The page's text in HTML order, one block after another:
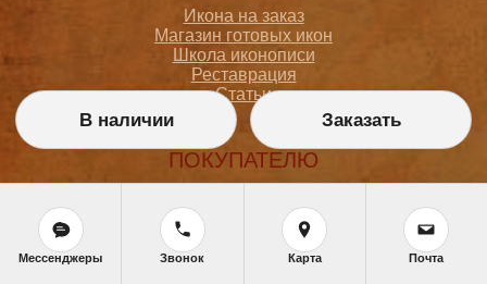
Икона на заказ
Магазин готовых икон
Школа иконописи
Реставрация
Статьи
ПОКУПАТЕЛЮ
Как сделать заказ
Доставка и оплата
Политика конфиденциальности
В наличии Заказать
Мессенджеры Звонок Карта Почта